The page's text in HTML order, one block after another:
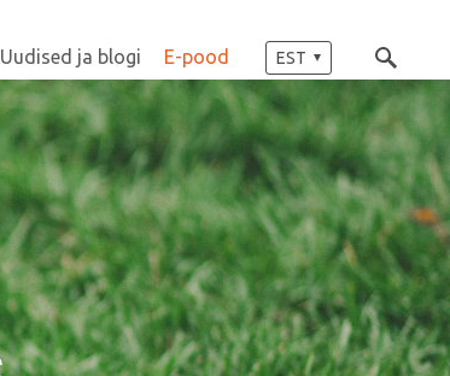
Uudised ja blogi E-pood EST